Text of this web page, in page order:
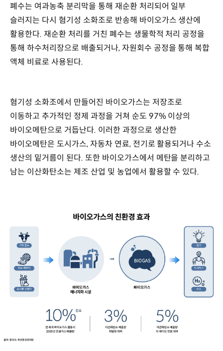
폐수는 여과농축 분리막을 통해 재순환 처리되어 일부
슬러지는 다시 혐기성 소화조로 반송해 바이오가스 생산에
활용한다. 재순환 처리를 거친 폐수는 생물학적 처리 공정을
통해 하수처리장으로 배출되거나, 자원회수 공정을 통해 복합
액체 비료로 사용된다.
혐기성 소화조에서 만들어진 바이오가스는 저장조로
이동하고 추가적인 정제 과정을 거쳐 순도 97% 이상의
바이오메탄으로 거듭난다. 이러한 과정으로 생산한
바이오메탄은 도시가스, 자동차 연료, 전기로 활용되거나 수소
생산의 밑거름이 된다. 또한 바이오가스에서 메탄을 분리하고
남는 이산화탄소는 제조 산업 및 농업에서 활용할 수 있다.